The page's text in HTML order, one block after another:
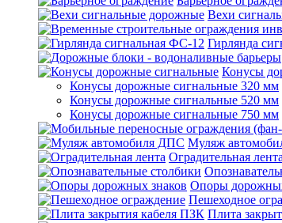
Вехи
Гирлянда
Конусы
Конусы дорожные сигнальные 320 мм
Конусы дорожные сигнальные 520 мм
Конусы дорожные сигнальные 750 мм
Муляж
Оградительная лента
Опоры
Пешеходное
Плита